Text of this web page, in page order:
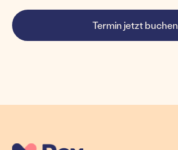
Termin jetzt buchen